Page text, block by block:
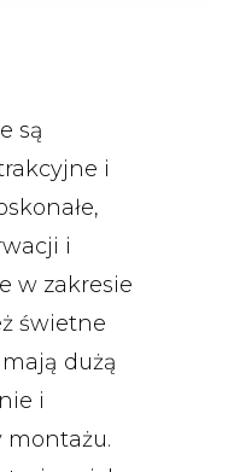
są
i
i
w zakresie
świetne
dużą
i
montażu.